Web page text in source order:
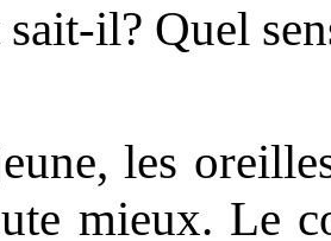
il? Quel
les
mieux. Le